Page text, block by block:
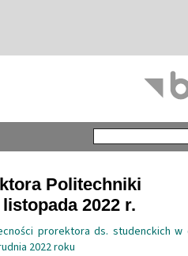
Politechniki
2022 r.
prorektora ds. studenckich w
2022 roku